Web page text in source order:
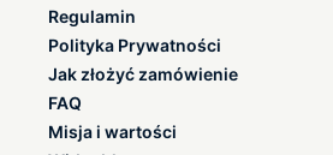
Regulamin
Polityka Prywatności
Jak złożyć zamówienie
FAQ
Misja i wartości